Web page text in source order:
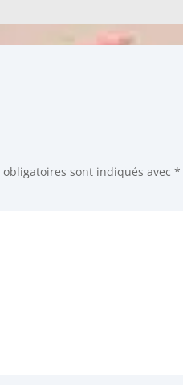
obligatoires sont indiqués avec*